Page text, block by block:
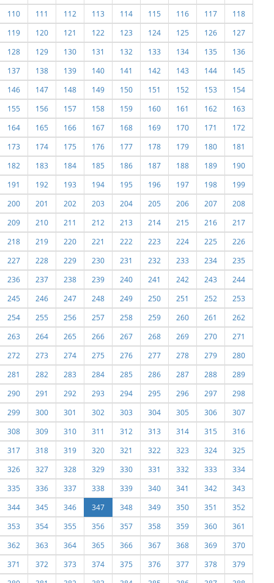
110
111 112 113 114 115 116 117
118
119
120 121 122 123 124 125 126
127
128
129 130 131 132 133 134 135
136
137
138 139 140 141 142 143 144
145
146
147 148 149 150 151 152 153
154
155
156 157 158 159 160 161 162
163
164
165 166 167 168 169 170 171
172
173
174 175 176 177 178 179 180
181
182
183 184 185 186 187 188 189
190
191
192 193 194 195 196 197 198
199
200
201 202 203 204 205 206 207
208
209
210 211 212 213 214 215 216
217
218
219 220 221 222 223 224 225
226
227
228 229 230 231 232 233 234
235
236
237 238 239 240 241 242 243
244
245
246 247 248 249 250 251 252
253
254
255 256 257 258 259 260 261
262
263
264 265 266 267 268 269 270
271
272
273 274 275 276 277 278 279
280
281
282 283 284 285 286 287 288
289
290
291 292 293 294 295 296 297
298
299
300 301 302 303 304 305 306
307
308
309 310 311 312 313 314 315
316
317
318 319 320 321 322 323 324
325
326
327 328 329 330 331 332 333
334
335
336 337 338 339 340 341 342
343
344
345 346 347 348 349 350 351
352
353
354 355 356 357 358 359 360
361
362
363 364 365 366 367 368 369
370
371
372 373 374 375 376 377 378
379